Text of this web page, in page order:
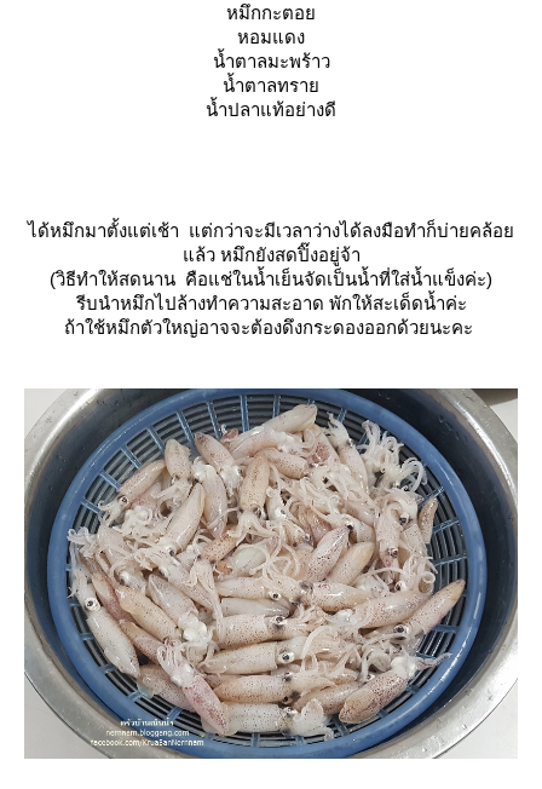
หมึกกะตอ
หอมแดง
น้ำตาลมะพร้าว
น้ำตาลทรา
น้ำปลาแท้อย่างดี
ได้หมึกมาตั้งแต่เช้า แต่กว่าจะมีเวลาว่างได้ลงมือทำก็บ่ายคล้อ
ล้ว หมึกยังสดปิ๊งอยู่จ้า
(วิธีทำให้สดนาน คือแช่ในน้ำเย็นจัดเป็นน้ำที่ใส่น้ำแข็งค่ะ)
รีบนำหมึกไปล้างทำความสะอาด พักให้สะเด็ดน้ำค่ะ
ถ้าใช้หมึกตัวใหญ่อาจจะต้องดึงกระดองออกด้วยนะคะ